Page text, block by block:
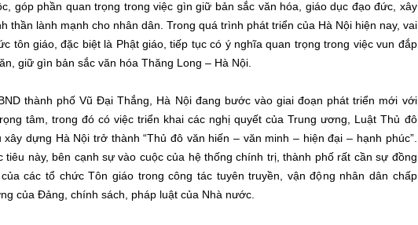
góp phần quan trọng trong việc gìn giữ bản sắc văn hóa, giáo dục đạo đức, xây
thần lành mạnh cho nhân dân. Trong quá trình phát triển của Hà Nội hiện nay, vai
tôn giáo, đặc biệt là Phật giáo, tiếp tục có ý nghĩa quan trọng trong việc vun đắp
giữ gìn bản sắc văn hóa Thăng Long – Hà Nội.
thành phố Vũ Đại Thắng, Hà Nội đang bước vào giai đoạn phát triển mới với
tâm, trong đó có việc triển khai các nghị quyết của Trung ương, Luật Thủ đô
xây dựng Hà Nội trở thành “Thủ đô văn hiến – văn minh – hiện đại – hạnh phúc”.
tiêu này, bên cạnh sự vào cuộc của hệ thống chính trị, thành phố rất cần sự đồng
các tổ chức Tôn giáo trong công tác tuyên truyền, vận động nhân dân chấp
của Đảng, chính sách, pháp luật của Nhà nước.